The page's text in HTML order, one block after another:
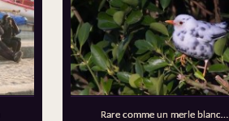
Rare comme un merle blanc…